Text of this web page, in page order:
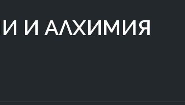
И АЛХИМИЯ